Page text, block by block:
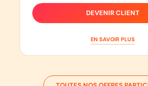
DEVENIR CLIENT
EN SAVOIR PLUS